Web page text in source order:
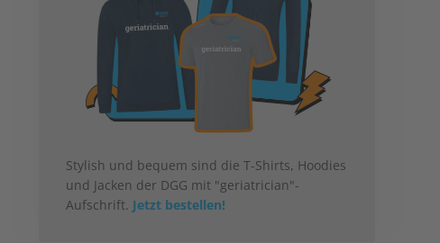
Stylish und bequem sind die T-Shirts, Hoodies
und Jacken der DGG mit "geriatrician"-
Aufschrift. Jetzt bestellen!